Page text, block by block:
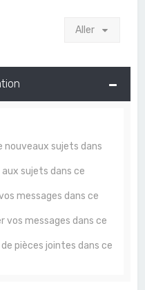
Aller
nouveaux sujets dans
sujets dans ce
messages dans ce
vos messages dans ce
pièces jointes dans ce